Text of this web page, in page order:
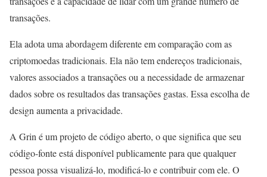
transações.
Ela adota uma abordagem diferente em comparação com as
criptomoedas tradicionais. Ela não tem endereços tradicionais,
valores associados a transações ou a necessidade de armazenar
dados sobre os resultados das transações gastas. Essa escolha de
design aumenta a privacidade.
A Grin é um projeto de código aberto, o que significa que seu
código-fonte está disponível publicamente para que qualquer
pessoa possa visualizá-lo, modificá-lo e contribuir com ele. O